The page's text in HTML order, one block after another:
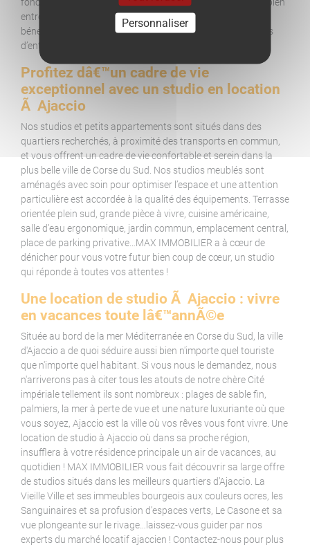
fonctionnels. Situés dans les derniers étages d’immeubles bien
entretenus et de résidences calmes et sécurisées, ils
bénéficient d’une luminosité exceptionnelle et, pour certains
d’entre eux, d’une vue imprenable sur la mer Méditerranée.
Profitez dâ€™un cadre de vie
exceptionnel avec un studio en location
Ã Ajaccio
Nos studios et petits appartements sont situés dans des
quartiers recherchés, à proximité des transports en commun,
et vous offrent un cadre de vie confortable et serein dans la
plus belle ville de Corse du Sud. Nos studios meublés sont
aménagés avec soin pour optimiser l’espace et une attention
particulière est accordée à la qualité des équipements. Terrasse
orientée plein sud, grande pièce à vivre, cuisine américaine,
salle d’eau ergonomique, jardin commun, emplacement central,
place de parking privative…MAX IMMOBILIER a à cœur de
dénicher pour vous votre futur bien coup de cœur, un studio
qui réponde à toutes vos attentes !
Une location de studio Ã Ajaccio : vivre
en vacances toute lâ€™annÃ©e
Située au bord de la mer Méditerranée en Corse du Sud, la ville
d'Ajaccio a de quoi séduire aussi bien n'importe quel touriste
que n'importe quel habitant. Si vous nous le demandez, nous
n'arriverons pas à citer tous les atouts de notre chère Cité
impériale tellement ils sont nombreux : plages de sable fin,
palmiers, la mer à perte de vue et une nature luxuriante où que
vous soyez, Ajaccio est la ville où vos rêves vous font vivre. Une
location de studio à Ajaccio où dans sa proche région,
insufflera à votre résidence principale un air de vacances, au
quotidien ! MAX IMMOBILIER vous fait découvrir sa large offre
de studios situés dans les meilleurs quartiers d’Ajaccio. La
Vieille Ville et ses immeubles bourgeois aux couleurs ocres, les
Sanguinaires et sa profusion d’espaces verts, Le Casone et sa
vue plongeante sur le rivage…laissez-vous guider par nos
experts du marché locatif ajaccien ! Contactez-nous pour plus
Personnaliser